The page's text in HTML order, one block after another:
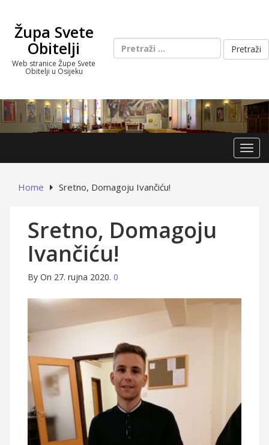
contentŽupa Svete
Obitelji
Web stranice Župe Svete
Obitelji u Osijeku
Pretraži:
Home Sretno, Domagoju Ivančiću!
Sretno, Domagoju
Ivančiću!
By On 27. rujna 2020. 0